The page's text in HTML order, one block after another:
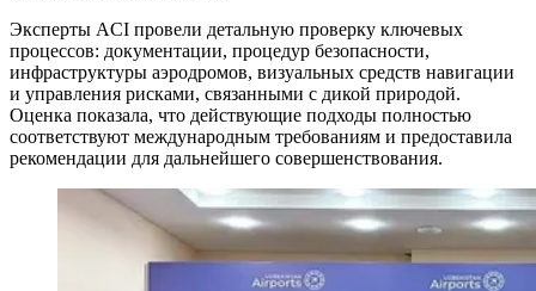
Эксперты ACI провели детальную проверку ключевых
процессов: документации, процедур безопасности,
инфраструктуры аэродромов, визуальных средств навигации
и управления рисками, связанными с дикой природой.
Оценка показала, что действующие подходы полностью
соответствуют международным требованиям и предоставила
рекомендации для дальнейшего совершенствования.